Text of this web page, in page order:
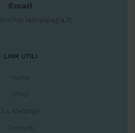
Email
LINK UTILI
Home
Shop
La Malpaga
Contatti